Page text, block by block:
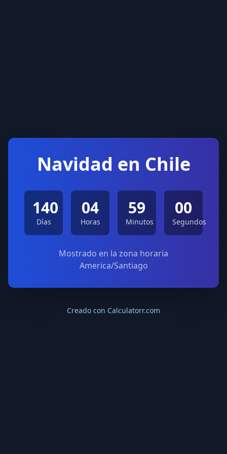
Navidad en Chile
140
Días
04
Horas
59
Minutos
00
Segundos
Mostrado en la zona horaria
America/Santiago
Creado con Calculatorr.com